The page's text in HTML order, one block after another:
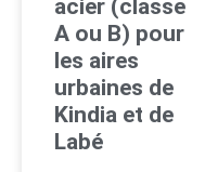
acier (classe
A ou B) pour
les aires
urbaines de
Kindia et de
Labé